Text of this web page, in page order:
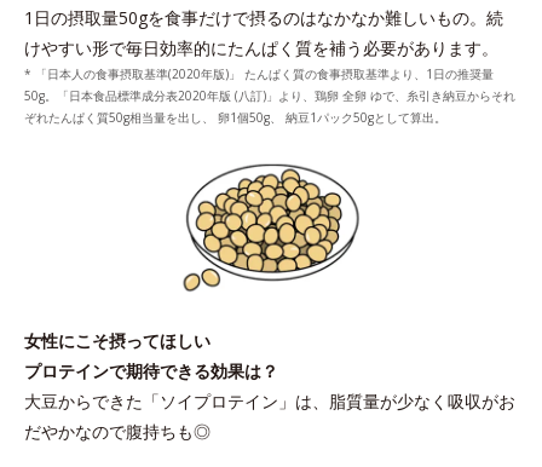
1日の摂取量50gを食事だけで摂るのはなかなか難しいもの。続
けやすい形で毎日効率的にたんぱく質を補う必要があります。
* 「日本人の食事摂取基準(2020年版)」 たんぱく質の食事摂取基準より、1日の推奨量
50g。「日本食品標準成分表2020年版 (八訂)」より、鶏卵 全卵 ゆで、糸引き納豆からそれ
ぞれたんぱく質50g相当量を出し、 卵1個50g、 納豆1パック50gとして算出。
女性にこそ摂ってほしい
プロテインで期待できる効果は？
大豆からできた「ソイプロテイン」は、脂質量が少なく吸収がお
だやかなので腹持ちも◎